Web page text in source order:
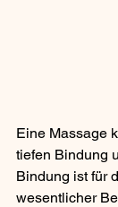
Eine Massage
tiefen Bindung
Bindung ist für
wesentlicher